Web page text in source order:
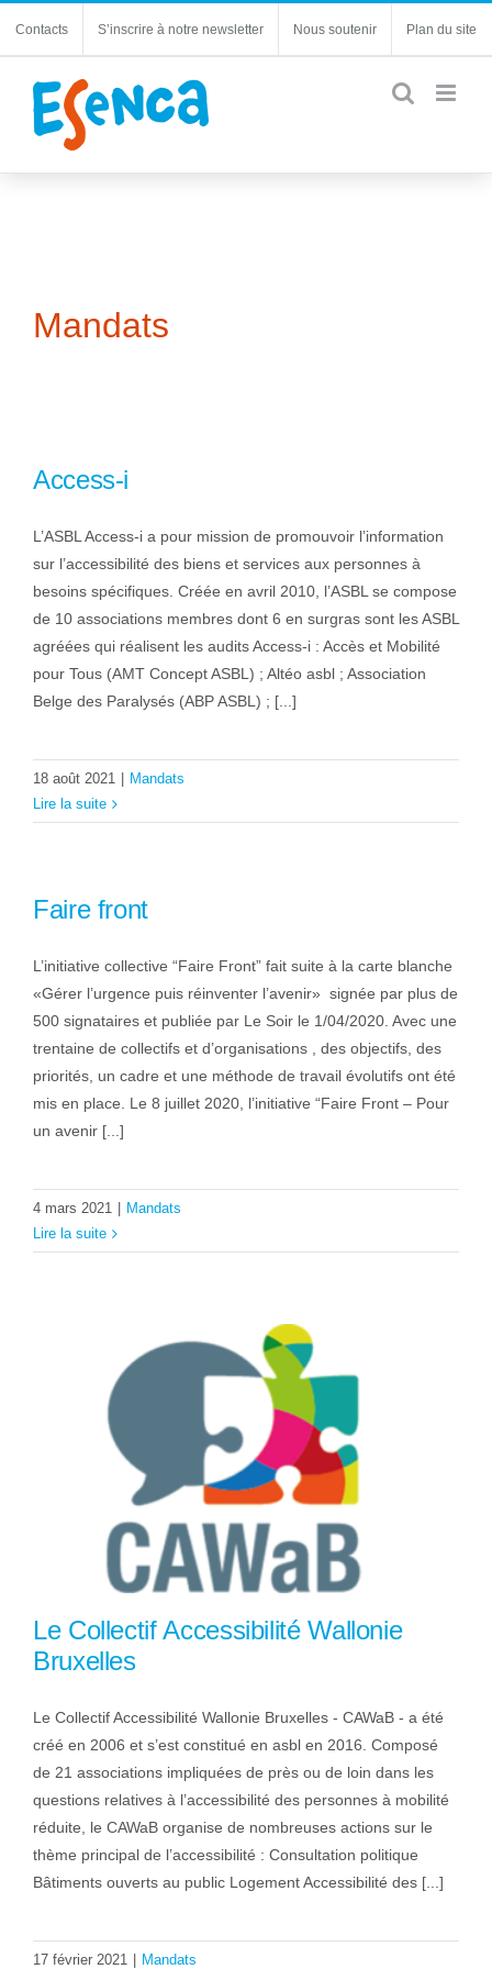
Contacts S’inscrire à notre newsletter Nous soutenir Plan du site
Mandats
Access-i
L’ASBL Access-i a pour mission de promouvoir l’information
sur l’accessibilité des biens et services aux personnes à
besoins spécifiques. Créée en avril 2010, l’ASBL se compose
de 10 associations membres dont 6 en surgras sont les ASBL
agréées qui réalisent les audits Access-i : Accès et Mobilité
pour Tous (AMT Concept ASBL) ; Altéo asbl ; Association
Belge des Paralysés (ABP ASBL) ; [...]
18 août 2021
Mandats
Lire la suite
Faire front
L’initiative collective “Faire Front” fait suite à la carte blanche
«Gérer l’urgence puis réinventer l’avenir» signée par plus de
500 signataires et publiée par Le Soir le 1/04/2020. Avec une
trentaine de collectifs et d’organisations , des objectifs, des
priorités, un cadre et une méthode de travail évolutifs ont été
mis en place. Le 8 juillet 2020, l’initiative “Faire Front – Pour
un avenir [...]
4 mars 2021
Mandats
Lire la suite
Le Collectif Accessibilité Wallonie
Bruxelles
Le Collectif Accessibilité Wallonie Bruxelles - CAWaB - a été
créé en 2006 et s’est constitué en asbl en 2016. Composé
de 21 associations impliquées de près ou de loin dans les
questions relatives à l’accessibilité des personnes à mobilité
réduite, le CAWaB organise de nombreuses actions sur le
thème principal de l’accessibilité : Consultation politique
Bâtiments ouverts au public Logement Accessibilité des [...]
17 février 2021 Mandats